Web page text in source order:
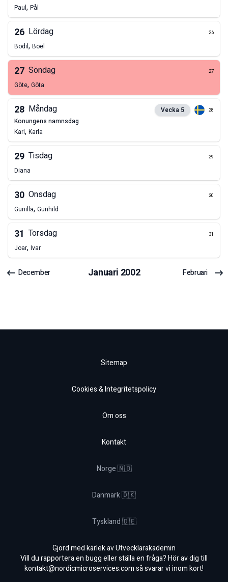
Paul, Pål
26 Lördag 26
Bodil, Boel
27 Söndag 27
Göte, Göta
28 Måndag Vecka 5 28
konungens namnsdag
Karl, Karla
29 Tisdag 29
Diana
30 Onsdag 30
Gunilla, Gunhild
31 Torsdag 31
Joar, Ivar
December Januari 2002 Februari
Sitemap
Cookies & Integritetspolicy
Om oss
Kontakt
Norge 🇳🇴
Danmark 🇩🇰
Tyskland 🇩🇪
Gjord med kärlek av Utvecklarakademin
Vill du rapportera en bugg eller ställa en fråga? Hör av dig till
kontakt@nordicmicroservices.comså svarar vi inom kort!